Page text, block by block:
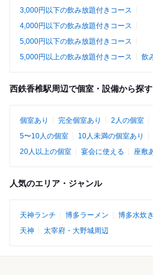
3,000円以下の飲み放題付きコース
4,000円以下の飲み放題付きコース
5,000円以下の飲み放題付きコース
5,000円以上の飲み放題付きコース
飲
西鉄香椎駅周辺で個室・設備から探す
個室あり 完全個室あり 2人の個室
5〜10人の個室
10人未満の個室あり
20人以上の個室
宴会に使える 座敷
人気のエリア・ジャンル
天神ランチ 博多ラーメン 博多水炊き
天神
太宰府・大野城周辺